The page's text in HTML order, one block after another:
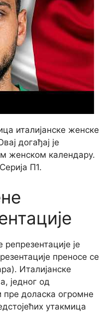
италијанске женске
догађај је
женском календару.
П1.
је
преносе се
Италијанске
једног од
пре доласка огромне
утакмица